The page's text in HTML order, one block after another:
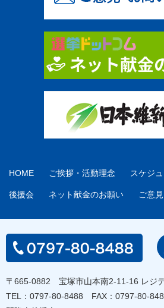
HOME ご挨拶・活動理念 スケジ
後援会 ネット献金のお願い ご意
〒665-0882 宝塚市山本南2-11-16 レジ
TEL： 0797-80-8488 FAX：0797-80-